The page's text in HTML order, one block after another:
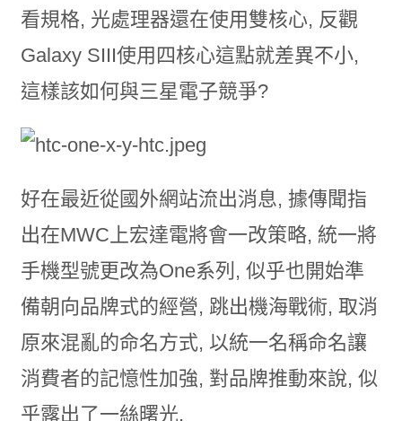
看規格, 光處理器還在使用雙核心, 反觀
Galaxy SIII使用四核心這點就差異不小,
這樣該如何與三星電子競爭?
好在最近從國外網站流出消息, 據傳聞指
出在MWC上宏達電將會一改策略, 統一將
手機型號更改為One系列, 似乎也開始準
備朝向品牌式的經營, 跳出機海戰術, 取消
原來混亂的命名方式, 以統一名稱命名讓
消費者的記憶性加強, 對品牌推動來說, 似
乎露出了一絲曙光.